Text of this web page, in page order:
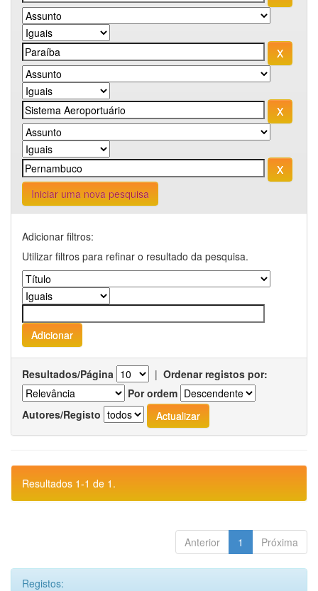
Iniciar uma nova pesquisa
Adicionar filtros:
Utilizar filtros para refinar o resultado da pesquisa.
Resultados/Página | Ordenar registos por:
Por ordem
Autores/Registo
Resultados 1-1 de 1.
Anterior 1 Próxima
Registos: